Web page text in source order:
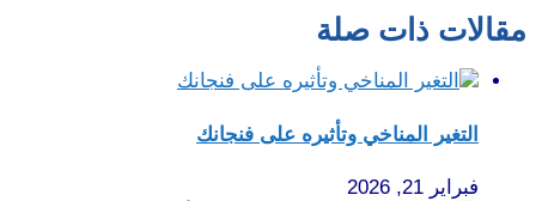
مقالات ذات صلة
التغير المناخي وتأثيره على فنجانك
فبراير 21, 2026